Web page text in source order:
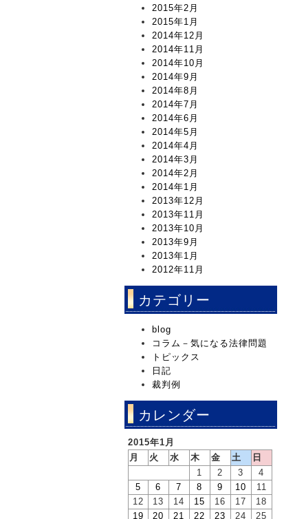
2015年2月
2015年1月
2014年12月
2014年11月
2014年10月
2014年9月
2014年8月
2014年7月
2014年6月
2014年5月
2014年4月
2014年3月
2014年2月
2014年1月
2013年12月
2013年11月
2013年10月
2013年9月
2013年1月
2012年11月
カテゴリー
blog
コラム－気になる法律問題
トピックス
日記
裁判例
カレンダー
2015年1月
月
火 水 木 金 土
日
1
2 3
4
5
6 7 8 9 10
11
12
13 14 15 16 17
18
19
20 21 22 23 24 25